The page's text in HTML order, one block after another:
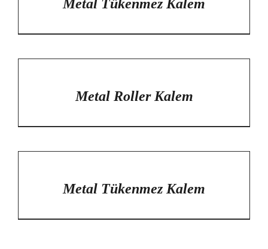
Metal Tükenmez Kalem
Metal Roller Kalem
Metal Tükenmez Kalem